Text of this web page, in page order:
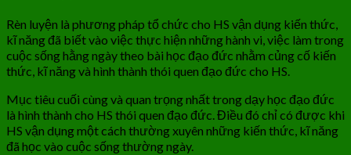
Rèn luyện là phương pháp tổ chức cho HS vận dụng kiến thức,
kĩ năng đã biết vào việc thực hiện những hành vi, việc làm trong
cuộc sống hằng ngày theo bài học đạo đức nhằm củng cố kiến
thức, kĩ năng và hình thành thói quen đạo đức cho HS.
Mục tiêu cuối cùng và quan trọng nhất trong dạy học đạo đức
là hình thành cho HS thói quen đạo đức. Điều đó chỉ có được khi
HS vận dụng một cách thường xuyên những kiến thức, kĩ năng
đã học vào cuộc sống thường ngày.